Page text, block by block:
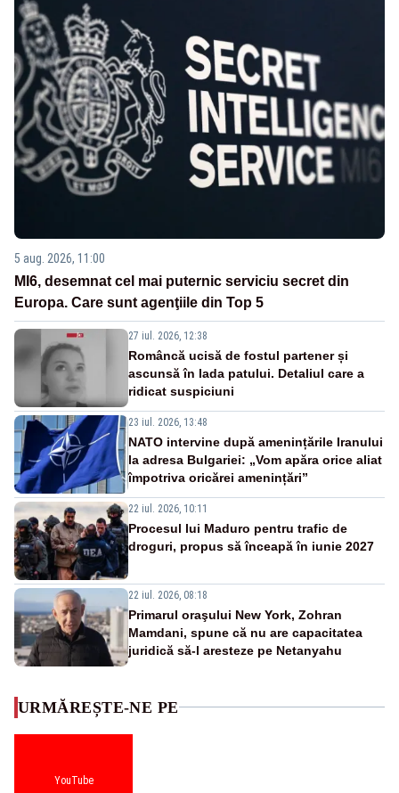
5 aug. 2026, 11:00
MI6, desemnat cel mai puternic serviciu secret din
Europa. Care sunt agenţiile din Top 5
27 iul. 2026, 12:38
Româncă ucisă de fostul partener și
ascunsă în lada patului. Detaliul care a
ridicat suspiciuni
23 iul. 2026, 13:48
NATO intervine după amenințările Iranului
la adresa Bulgariei: „Vom apăra orice aliat
împotriva oricărei amenințări”
22 iul. 2026, 10:11
Procesul lui Maduro pentru trafic de
droguri, propus să înceapă în iunie 2027
22 iul. 2026, 08:18
Primarul oraşului New York, Zohran
Mamdani, spune că nu are capacitatea
juridică să-l aresteze pe Netanyahu
URMĂREȘTE-NE PE
YouTube